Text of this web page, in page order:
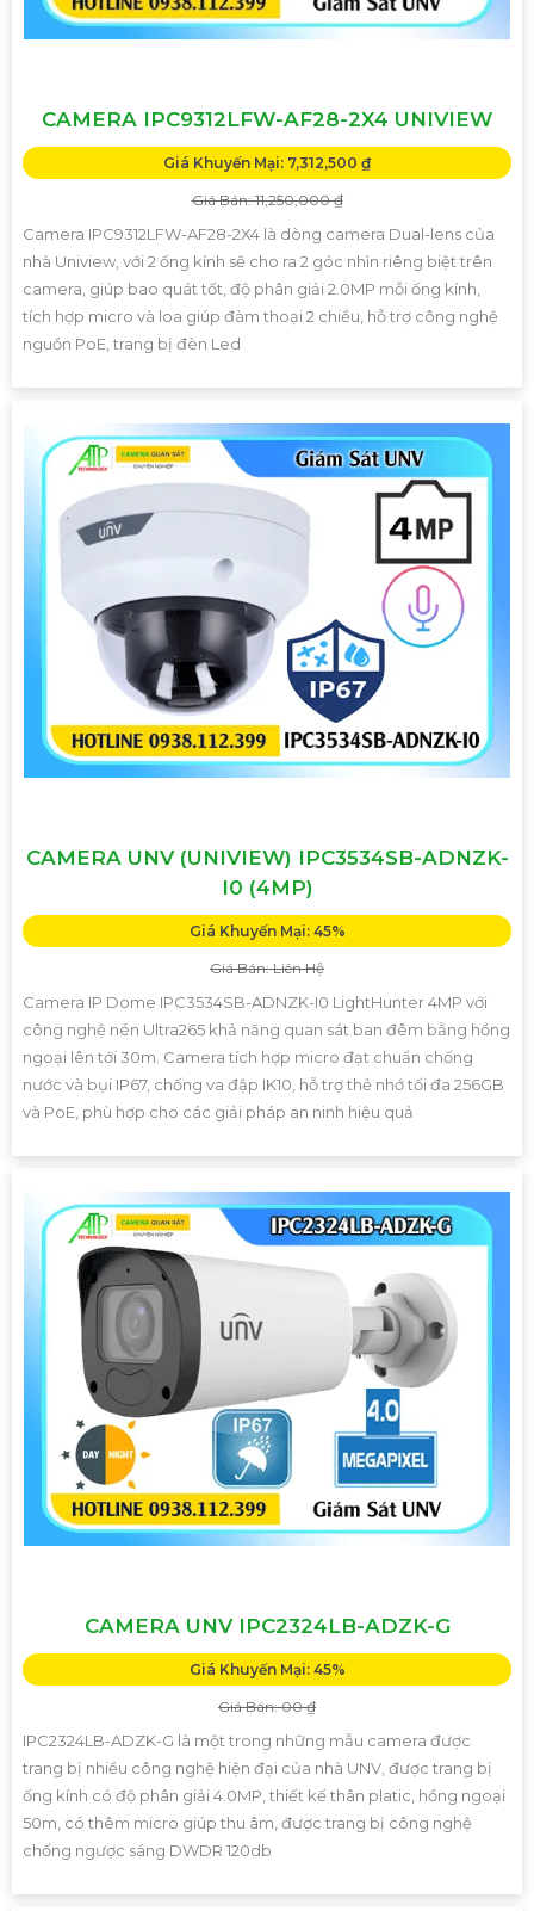
CAMERA IPC9312LFW-AF28-2X4 UNIVIEW
Giá Khuyến Mại: 7,312,500 ₫
Giá Bán: 11,250,000 ₫
Camera IPC9312LFW-AF28-2X4 là dòng camera Dual-lens của
nhà Uniview, với 2 ống kính sẽ cho ra 2 góc nhìn riêng biệt trên
camera, giúp bao quát tốt, độ phân giải 2.0MP mỗi ống kính,
tích hợp micro và loa giúp đàm thoại 2 chiều, hỗ trợ công nghệ
nguồn PoE, trang bị đèn Led
CAMERA UNV (UNIVIEW) IPC3534SB-ADNZK-
I0 (4MP)
Giá Khuyến Mại: 45%
Giá Bán: Liên Hệ
Camera IP Dome IPC3534SB-ADNZK-I0 LightHunter 4MP với
công nghệ nén Ultra265 khả năng quan sát ban đêm bằng hồng
ngoại lên tới 30m. Camera tích hợp micro đạt chuẩn chống
nước và bụi IP67, chống va đập IK10, hỗ trợ thẻ nhớ tối đa 256GB
và PoE, phù hợp cho các giải pháp an ninh hiệu quả
CAMERA UNV IPC2324LB-ADZK-G
Giá Khuyến Mại: 45%
Giá Bán: 00 ₫
IPC2324LB-ADZK-G là một trong những mẫu camera được
trang bị nhiều công nghệ hiện đại của nhà UNV, được trang bị
ống kính có độ phân giải 4.0MP, thiết kế thân platic, hồng ngoại
50m, có thêm micro giúp thu âm, được trang bị công nghệ
chống ngược sáng DWDR 120db